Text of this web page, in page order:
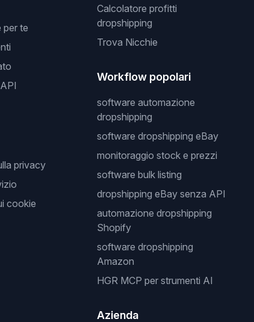
per te
privacy
cookie
Calcolatore profitti
dropshipping
Trova Nicchie
Workflow popolari
software automazione
dropshipping
software dropshipping eBay
monitoraggio stock e prezzi
software bulk listing
dropshipping eBay senza API
automazione dropshipping
Shopify
software dropshipping
Amazon
HGR MCP per strumenti AI
Azienda